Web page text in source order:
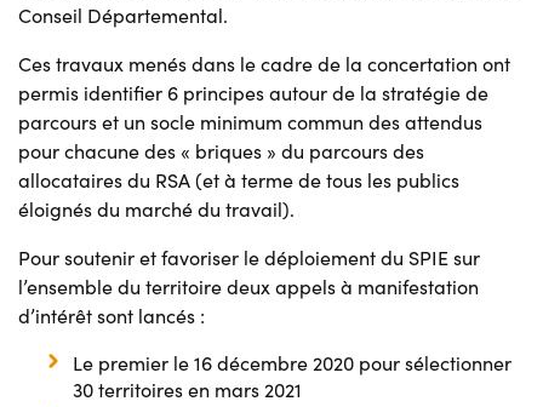
Conseil Départemental.
Ces travaux menés dans le cadre de la concertation ont
permis identifier 6 principes autour de la stratégie de
parcours et un socle minimum commun des attendus
pour chacune des « briques » du parcours des
allocataires du RSA (et à terme de tous les publics
éloignés du marché du travail).
Pour soutenir et favoriser le déploiement du SPIE sur
l’ensemble du territoire deux appels à manifestation
d’intérêt sont lancés :
Le premier le 16 décembre 2020 pour sélectionner
30 territoires en mars 2021